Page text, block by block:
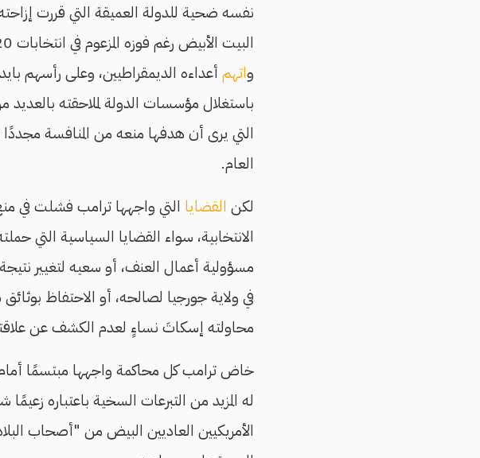
نفسه ضحية للدولة العميقة التي قررت
واتهمأعداءه الديمقراطيين، وعلى رأسهم
باستغلال مؤسسات الدولة لملاحقته بالعديد
التي يرى أن هدفها منعه من المنافسة
العام.
لكن القضايا التي واجهها ترامب فشلت في
الانتخابية، سواء القضايا السياسية التي
مسؤولية أعمال العنف، أو سعيه لتغيير نتيجة
في ولاية جورجيا لصالحه، أو الاحتفاظ
محاولته إسكاتَ نساءٍ لعدم الكشف عن
خاض ترامب كل محاكمة واجهها مبتسمًا
له المزيد من التبرعات السخية باعتباره
الأمريكيين العاديين البيض من "أصحاب